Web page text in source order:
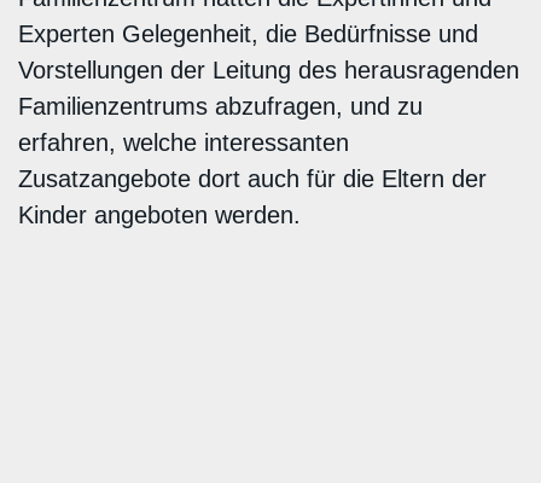
Experten Gelegenheit, die Bedürfnisse und
Vorstellungen der Leitung des herausragenden
Familienzentrums abzufragen, und zu
erfahren, welche interessanten
Zusatzangebote dort auch für die Eltern der
Kinder angeboten werden.